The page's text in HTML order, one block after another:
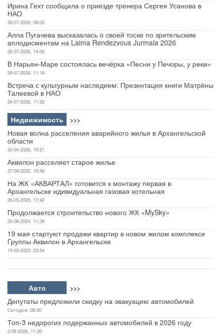
Ирина Гехт сообщила о приезде тренера Сергея Усанова в
НАО
28-07-2026, 09:03
Алла Пугачева высказалась о своей тоске по зрительским
аплодисментам на Laima Rendezvous Jurmala 2026
26-07-2026, 14:06
В Нарьян-Маре состоялась вечёрка «Песни у Печоры, у реки»
26-07-2026, 11:16
Встреча с культурным наследием: Презентация книги Матрёны
Талеевой в НАО
24-07-2026, 11:26
Недвижимость >>>
Новая волна расселения аварийного жилья в Архангельской
области
30-04-2026, 19:21
Аквилон расселяет старое жилье
27-09-2025, 15:48
На ЖК «АКВАРТАЛ» готовится к монтажу первая в
Архангельске идивидуальная газовая котельная
26-05-2025, 17:42
Продолжается строительство нового ЖК «MySky»
26-06-2024, 11:28
19 мая стартуют продажи квартир в новом жилом комплексе
Группы Аквилон в Архангельске
15-05-2023, 23:54
Авто >>>
Депутаты предложили скидку на эвакуацию автомобилей
Сегодня, 08:30
Топ-3 недорогих подержанных автомобилей в 2026 году
2-08-2026, 11:30